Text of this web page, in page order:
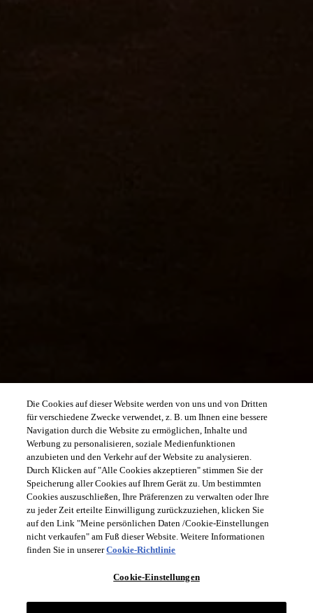
Die Cookies auf dieser Website werden von uns und von Dritten
für verschiedene Zwecke verwendet, z. B. um Ihnen eine bessere
Navigation durch die Website zu ermöglichen, Inhalte und
Werbung zu personalisieren, soziale Medienfunktionen
anzubieten und den Verkehr auf der Website zu analysieren.
Durch Klicken auf "Alle Cookies akzeptieren" stimmen Sie der
Speicherung aller Cookies auf Ihrem Gerät zu. Um bestimmten
Cookies auszuschließen, Ihre Präferenzen zu verwalten oder Ihre
zu jeder Zeit erteilte Einwilligung zurückzuziehen, klicken Sie
auf den Link "Meine persönlichen Daten /Cookie-Einstellungen
nicht verkaufen" am Fuß dieser Website. Weitere Informationen
finden Sie in unsererCookie-Richtlinie
Cookie-Einstellungen